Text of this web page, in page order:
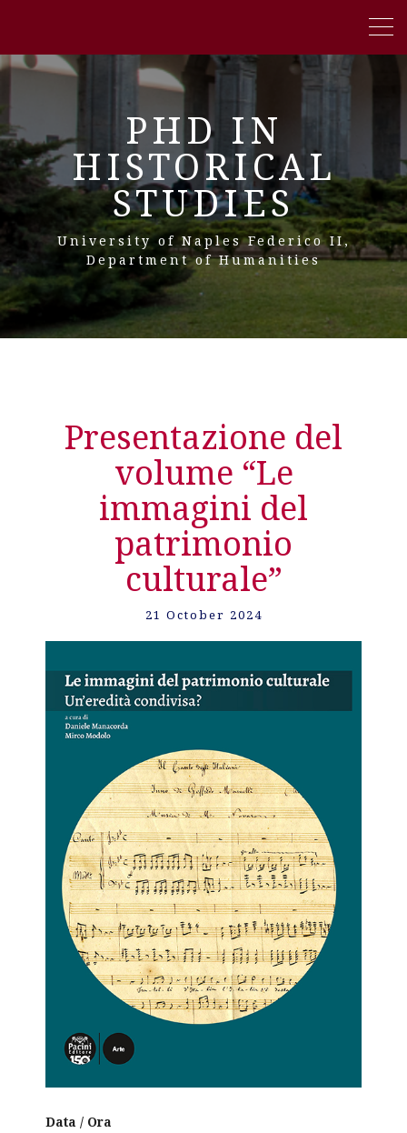
PHD IN
HISTORICAL
STUDIES
University of Naples Federico II,
Department of Humanities
Presentazione del
volume “Le
immagini del
patrimonio
culturale”
21 October 2024
Data / Ora